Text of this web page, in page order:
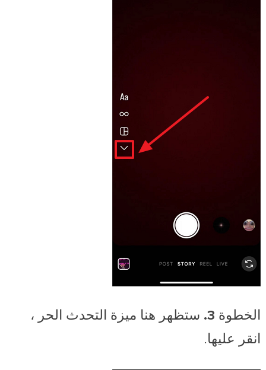
الخطوة 3. ستظهر هنا ميزة التحدث الحر
،
انقر عليها.